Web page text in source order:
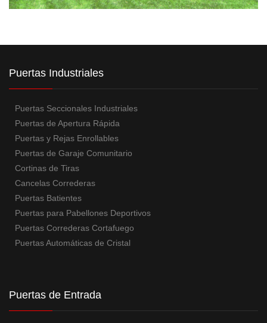
Puertas Industriales
Puertas Seccionales Industriales
Puertas de Apertura Rápida
Puertas y Rejas Enrollables
Puertas de Garaje Comunitario
Cortinas de Tiras
Cancelas Correderas
Puertas Batientes
Puertas para Pabellones Deportivos
Puertas Correderas Cortafuego
Puertas Automáticas de Cristal
Puertas de Entrada